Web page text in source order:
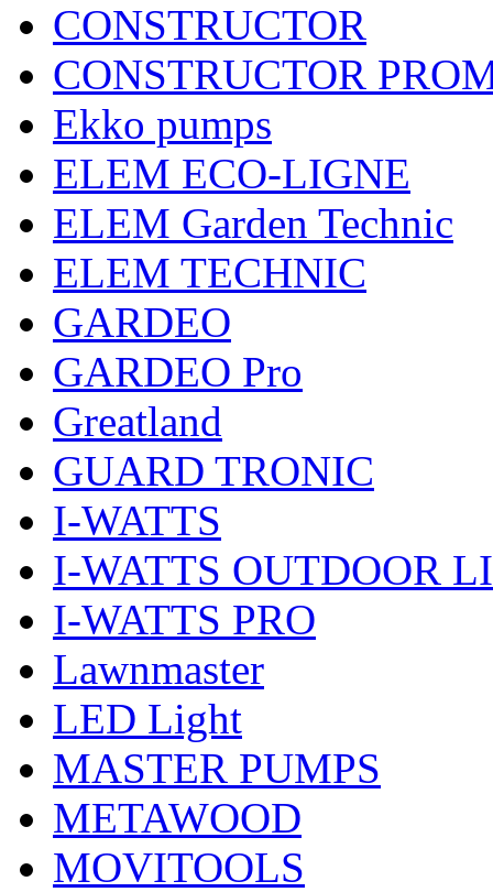
CONSTRUCTOR
CONSTRUCTOR
Ekko pumps
ELEM ECO-LIGNE
ELEM Garden Technic
ELEM TECHNIC
GARDEO
GARDEO Pro
Greatland
GUARD TRONIC
I-WATTS
I-WATTS OUTDOOR
I-WATTS PRO
Lawnmaster
LED Light
MASTER PUMPS
METAWOOD
MOVITOOLS